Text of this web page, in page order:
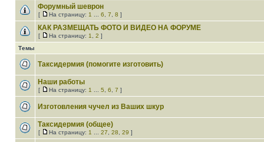
Форумный шеврон
[ На страницу: 1 6 7 8 ]
КАК РАЗМЕЩАТЬ ФОТО И ВИДЕО НА ФОРУМЕ
[ На страницу: 1 2 ]
Темы
Таксидермия (помогите изготовить)
Наши работы
[ На страницу: 1 5 6 7 ]
Изготовления чучел из Ваших шкур
Таксидермия (общее)
[ На страницу: 1 27 28 29 ]